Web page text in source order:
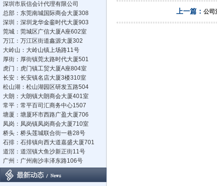
深圳市辰信会计代理有限公司
总部：东莞南城国际商会大厦308
深圳：深圳龙华金銮时代大厦903
莞城：莞城区广信大厦A座602室
万江：万江区街道鑫源大厦302
大岭山：大岭山镇上场路11号
厚街：厚街镇莞太路时代大厦501
虎门：虎门镇工贸大厦A座804室
长安：长安镇名店大厦3楼310室
松山湖：松山湖园区研发五路504
大朗：大朗镇大朗商会大厦401室
常平：常平百司汇商务中心1507
塘厦：塘厦环市西路广盈大厦706
凤岗：凤岗镇凤岗商会大厦710室
桥头：桥头莲城联合街一巷28号
石排：石排镇向西大道嘉盛大厦701
道滘：道滘镇大鱼沙新正街11号
广州：广州南沙丰泽东路106号
上一篇： 公司